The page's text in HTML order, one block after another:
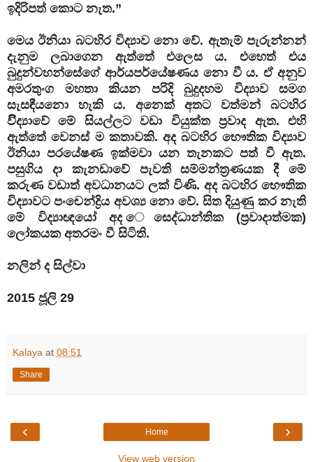
ඉදිරිපත් කොට නැත.”
මෙය ඊනියා බටහිර විද්‍යාව නො වේ. ඇතැම් පැරුන්නන්
දැනුම ලබාගෙන ඇත්තේ එලෙස ය. එහෙත් එය
බුදුන්වහන්සේගේ ආර්යපර්යේෂණය නො වී ය. ඒ අනුව
අමරතුංග මහතා කියන පරිදි බුදුදහම විද්‍යාව සමග
සැසඳීයනො හැකි ය. අනෙක් අතට වත්මන් බටහිර
විිද්‍යාවේ මේ සියල්ලට වඩා වියුක්ත ප්‍රවාද ඇත. එහි
ඇත්තේ වෙනස් ම කතාවකි. අද බටහිර භෞතික විද්‍යාව
ඊනියා පරයේෂණ ඉක්මවා යන තැනකට පත් වී ඇත.
පසුගිය දා කැනඩාවේ පැවති සම්මන්ත්‍රණයක දී මේ
කරුණ වඩාත් අවධානයට ලක් විණි. අද බටහිර භෞතික
විද්‍යාවට පංචෙන්ද්‍රිය අවශ්‍ය නො වේ. සිත දියුණු කර නැති
මේ විද්‍යාඥයෝ අද ෙසෙද්ධාන්තික (ප්‍රවාදාත්මක)
ලෝකයක අතරමං වී සිටිති.
නලින් ද සිල්වා
2015 ජූලි 29
Kalaya at 08:51
Share
‹ ›
Home
View web version